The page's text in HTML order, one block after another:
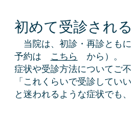
初めて受診され
当院は、初診・再診とも
予約は
こちら
から）。
症状や受診方法についてご
「これくらいで受診してい
と迷われるような症状でも